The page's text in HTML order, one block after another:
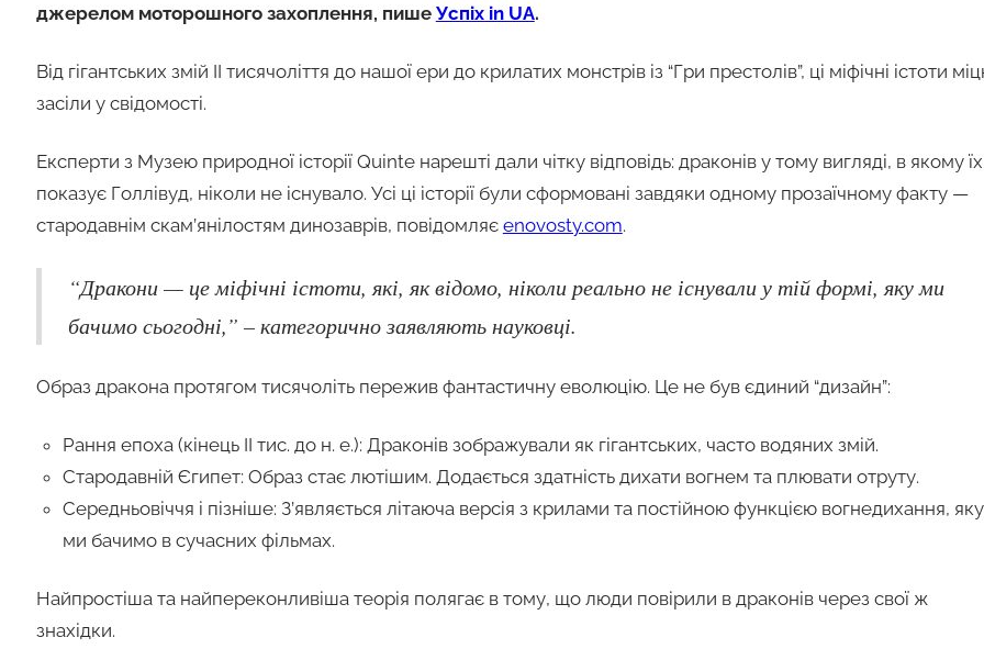
джерелом моторошного захоплення, пише Успіх in UA.
Від гігантських змій II тисячоліття до нашої ери до крилатих монстрів із “Гри престолів”, ці міфічні істоти
засіли у свідомості.
Експерти з Музею природної історії Quinte нарешті дали чітку відповідь: драконів у тому вигляді, в якому їх
показує Голлівуд, ніколи не існувало. Усі ці історії були сформовані завдяки одному прозаїчному факту —
стародавнім скам’янілостям динозаврів, повідомляє enovosty.com.
“Дракони — це міфічні істоти, які, як відомо, ніколи реально не існували у тій формі, яку ми
бачимо сьогодні,” – категорично заявляють науковці.
Образ дракона протягом тисячоліть пережив фантастичну еволюцію. Це не був єдиний “дизайн”:
Рання епоха (кінець II тис. до н. е.): Драконів зображували як гігантських, часто водяних змій.
Стародавній Єгипет: Образ стає лютішим. Додається здатність дихати вогнем та плювати отруту.
Середньовіччя і пізніше: З’являється літаюча версія з крилами та постійною функцією вогнедихання, яку
ми бачимо в сучасних фільмах.
Найпростіша та найпереконливіша теорія полягає в тому, що люди повірили в драконів через свої ж
знахідки.